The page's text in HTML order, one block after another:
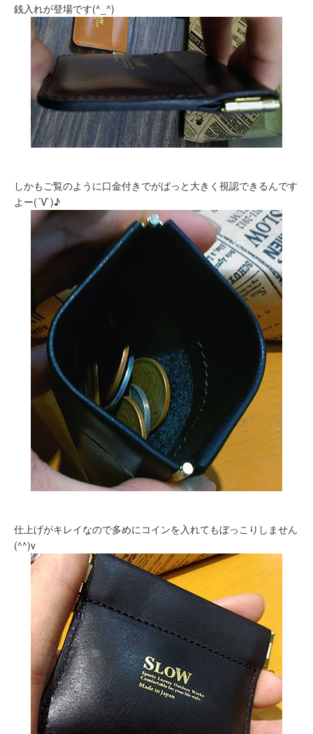
銭入れが登場です(^_^)
しかもご覧のように口金付きでがばっと大きく視認できるんです
よー(´V`)♪
仕上げがキレイなので多めにコインを入れてもぼっこりしません
(^^)v